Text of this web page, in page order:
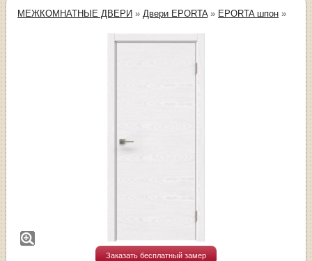
МЕЖКОМНАТНЫЕ ДВЕРИ » Двери EPORTA» EPORTA шпон »
Заказать бесплатный замер